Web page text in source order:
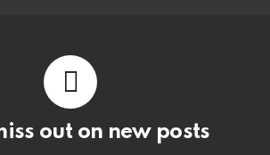
out on new posts